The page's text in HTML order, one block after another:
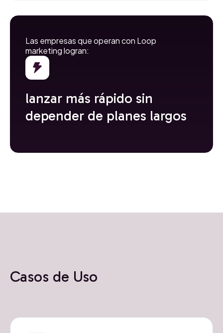
Las empresas que operan con Loop
marketing logran:
lanzar más rápido sin
depender de planes largos
Casos de Uso